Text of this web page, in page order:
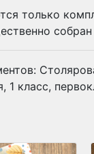
только
1 класс,